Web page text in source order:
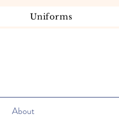
Uniforms
About